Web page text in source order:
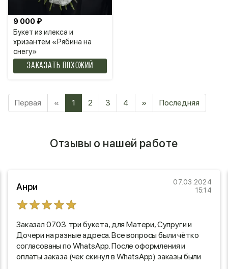
Букет из илекса и
хризантем «Рябина на
снегу»
9 000 ₽
Заказать похожий
Первая « 1 2 3 4 » Последняя
Отзывы о нашей работе
Анри
07.03.2024
15:14
Заказал 07.03. три букета, для Матери, Супруги и
Дочери на разные адреса. Все вопросы были чётко
согласованы по WhatsApp. После оформления и
оплаты заказа (чек скинул в WhatsApp) заказы были